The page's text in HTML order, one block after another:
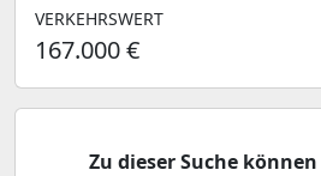
VERKEHRSWERT
167.000 €
Zu dieser Suche können